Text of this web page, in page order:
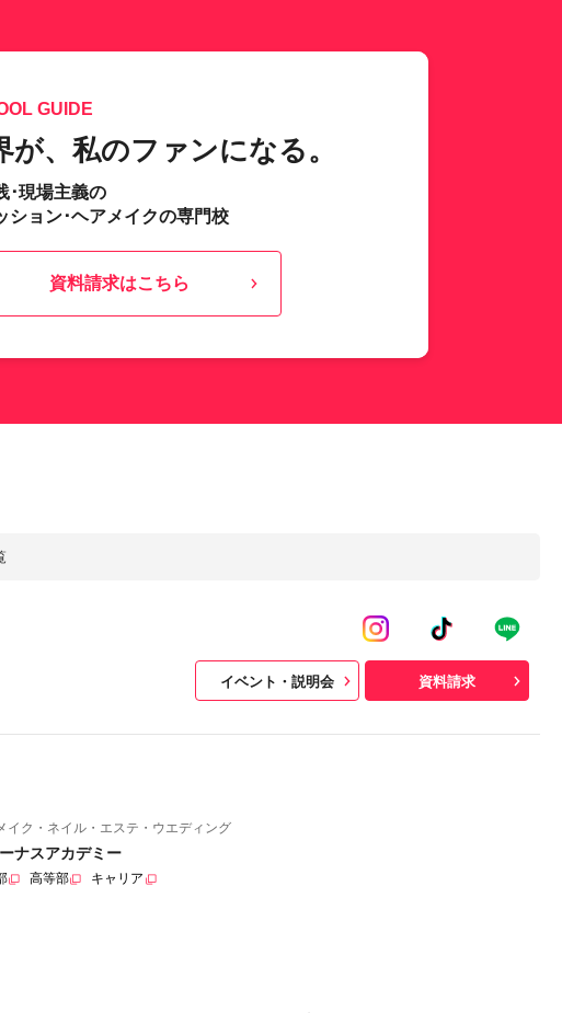
GUIDE
が、私のファンになる。
･現場主義の
ション･ヘアメイクの専門校
資料請求はこちら
イベント・説明会 資料請求
イク・ネイル・エステ・ウエディング
ナスアカデミー
高等部 キャリア